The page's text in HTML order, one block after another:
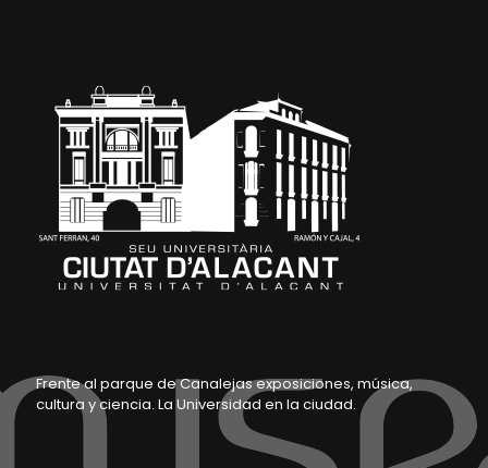
Frente al parque de Canalejas exposiciones, música,
cultura y ciencia. La Universidad en la ciudad.